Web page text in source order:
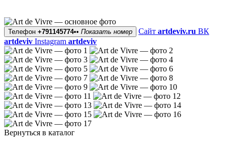
Телефон +791145774•• Показать номер Сайт artdeviv.ru ВК
artdeviv Instagram artdeviv
Вернуться в каталог